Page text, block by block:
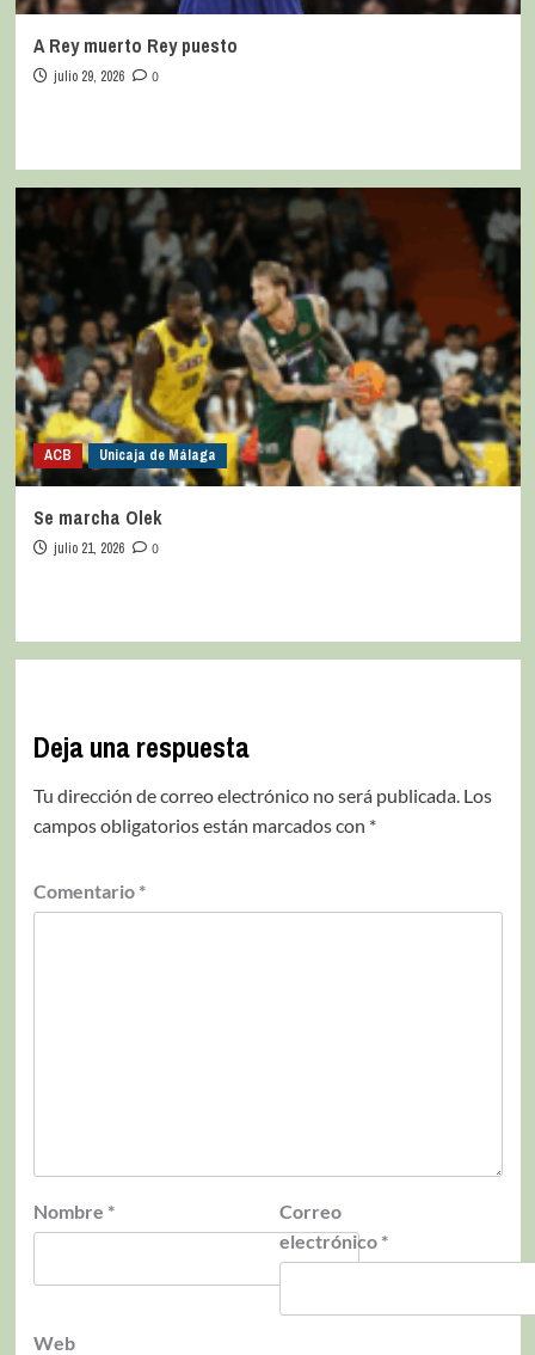
A Rey muerto Rey puesto
julio 29, 2026 0
ACB Unicaja de Málaga
Se marcha Olek
julio 21, 2026 0
Deja una respuesta
Tu dirección de correo electrónico no será publicada. Los
campos obligatorios están marcados con *
Comentario *
Nombre *
Correo
electrónico *
Web